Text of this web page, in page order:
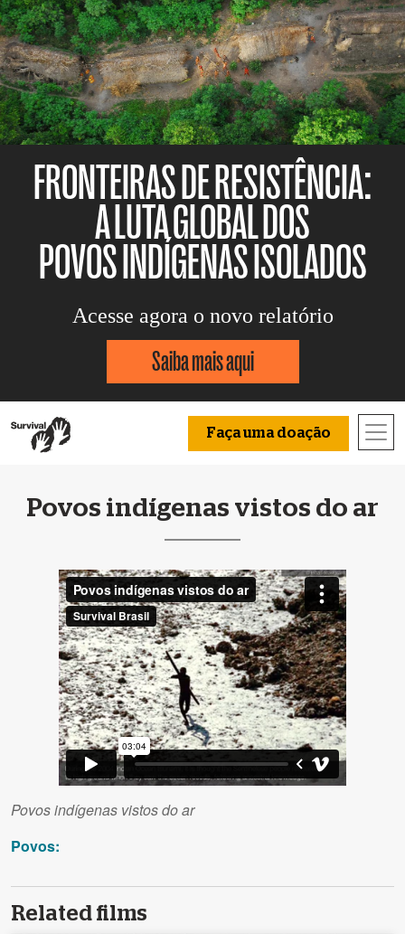
FRONTEIRAS DE RESISTÊNCIA:
A LUTA GLOBAL DOS
POVOS INDÍGENAS ISOLADOS
Acesse agora o novo relatório
Saiba mais aqui
Faça uma doação
Povos indígenas vistos do ar
Povos indígenas vistos do ar
Povos:
Related films